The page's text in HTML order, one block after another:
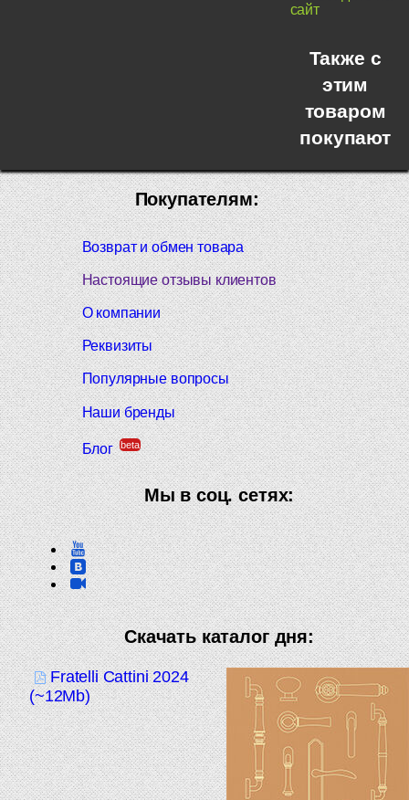
сайт
Также с
этим
товаром
покупают
Покупателям:
Возврат и обмен товара
Настоящие отзывы клиентов
О компании
Реквизиты
Популярные вопросы
Наши бренды
Блог beta
Мы в соц. сетях:
Скачать каталог дня:
Fratelli Cattini 2024
(~12Mb)